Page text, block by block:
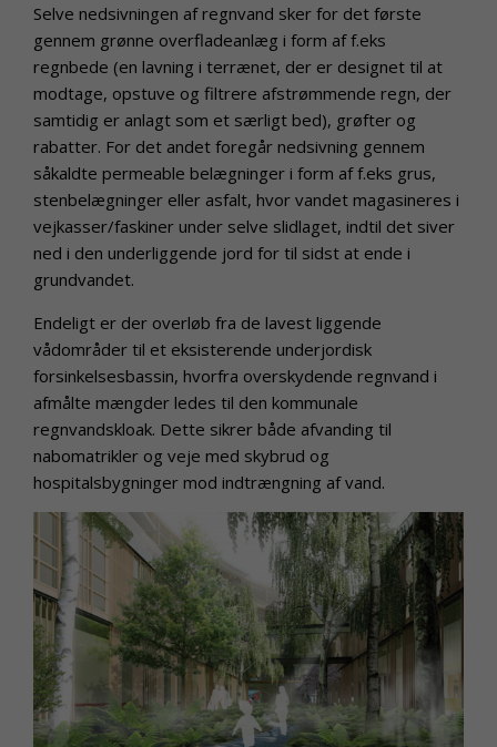
Selve nedsivningen af regnvand sker for det første
gennem grønne overfladeanlæg i form af f.eks
regnbede (en lavning i terrænet, der er designet til at
modtage, opstuve og filtrere afstrømmende regn, der
samtidig er anlagt som et særligt bed), grøfter og
rabatter. For det andet foregår nedsivning gennem
såkaldte permeable belægninger i form af f.eks grus,
stenbelægninger eller asfalt, hvor vandet magasineres i
vejkasser/faskiner under selve slidlaget, indtil det siver
ned i den underliggende jord for til sidst at ende i
grundvandet.
Endeligt er der overløb fra de lavest liggende
vådområder til et eksisterende underjordisk
forsinkelsesbassin, hvorfra overskydende regnvand i
afmålte mængder ledes til den kommunale
regnvandskloak. Dette sikrer både afvanding til
nabomatrikler og veje med skybrud og
hospitalsbygninger mod indtrængning af vand.